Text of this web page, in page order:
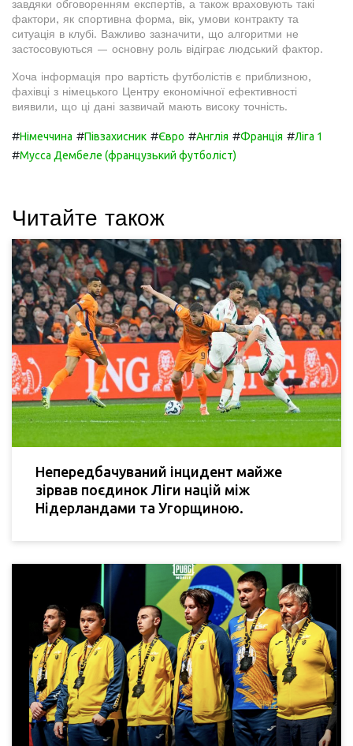
завдяки обговоренням експертів, а також враховують такі
фактори, як спортивна форма, вік, умови контракту та
ситуація в клубі. Важливо зазначити, що алгоритми не
застосовуються — основну роль відіграє людський фактор.
Хоча інформація про вартість футболістів є приблизною,
фахівці з німецького Центру економічної ефективності
виявили, що ці дані зазвичай мають високу точність.
#Німеччина #Півзахисник #Євро #Англія #Франція #Ліга 1
#Мусса Дембеле (французький футболіст)
Читайте також
Непередбачуваний інцидент майже
зірвав поєдинок Ліги націй між
Нідерландами та Угорщиною.